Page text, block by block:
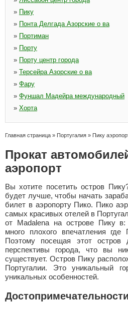
» Пику
» Понта Делгада Азорские о ва
» Портиман
» Порту
» Порту центр города
» Терсейра Азорские о ва
» Фару
» Фуншал Мадейра международный
» Хорта
Главная страница » Португалия » Пику
Прокат
аэропорт
Вы хотите посетить остров
будет лучше, чтобы начать
билет в аэропорту Пико. Пико
самых красивых отелей в
от Madalena на острове Пику в:
много плохого впечатления где
Поэтому посещая этот остров
перспективы города, что вы
существует. Остров Пику
Португалии. Это уникальный
уникальных особенностей.